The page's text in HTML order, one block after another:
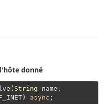
donné
String name,
async